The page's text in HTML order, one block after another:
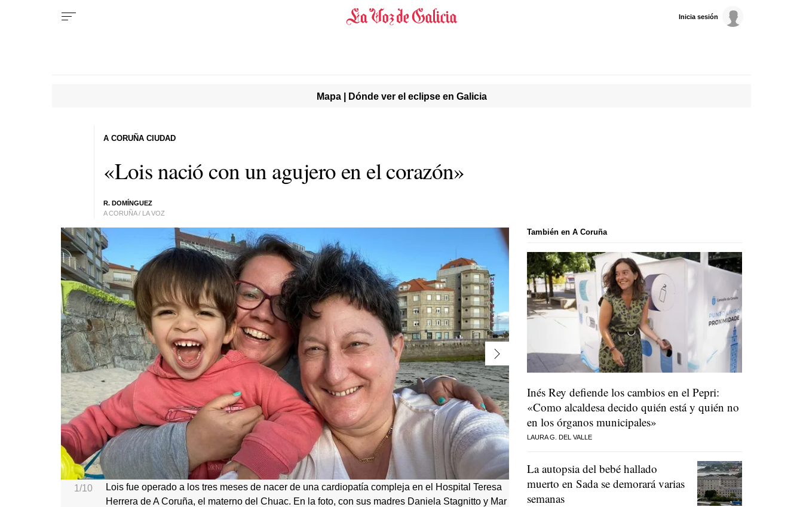
Inicia sesión
Mapa | Dónde ver el eclipse en Galicia
«Lois nació con un agujero en el corazón»
R. DOMÍNGUEZ
A CORUÑA / LA VOZ
A CORUÑA CIUDAD
1/10
Lois fue operado a los tres meses de nacer de una cardiopatía compleja en el Hospital Teresa
Herrera de A Coruña, el materno del Chuac. En la foto, con sus madres Daniela Stagnitto y Mar
También en A Coruña
Inés Rey defiende los cambios en el Pepri:
«Como alcaldesa decido quién está y quién no
en los órganos municipales»
LAURA G. DEL VALLE
La autopsia del bebé hallado
muerto en Sada se demorará varias
semanas